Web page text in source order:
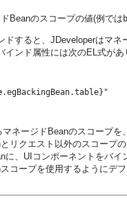
Beanのスコープの値(例では
すると、JDeveloperはマ
インド属性には次のEL式があ
.egBackingBean.table}"
ネージドBeanのスコープ
リクエスト以外のスコープ
に、UIコンポーネントをバ
コープを使用するようにデ